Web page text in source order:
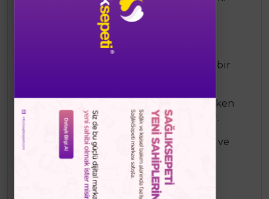
Kolay Temizlenir:
tırnaklardan ve kıyafetlerden kolayca
temizlenir, bu da ebeveynler için büyük bir
Çocukların ilgisini çeken
canlı ve eğlenceli renk seçenekleri sunar.
Uygun Kullanım:
Ojeyi çocukların temiz ve
kuru tırnaklarına uygulayın. Kullanım
sonrasında ılık su ve sabunla kolayca
temizlenebilir.